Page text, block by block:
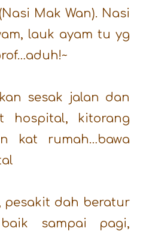
Mak Wan). Nasi
lauk ayam tu yg
sesak jalan dan
hospital, kitorang
kat rumah…bawa
pesakit dah beratur
sampai pagi,